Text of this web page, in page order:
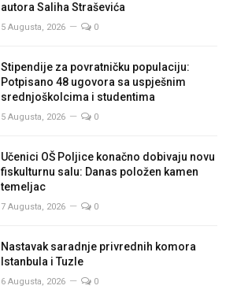
autora Saliha Straševića
5 Augusta, 2026 0
Stipendije za povratničku populaciju:
Potpisano 48 ugovora sa uspješnim
srednjoškolcima i studentima
5 Augusta, 2026 0
Učenici OŠ Poljice konačno dobivaju novu
fiskulturnu salu: Danas položen kamen
temeljac
7 Augusta, 2026 0
Nastavak saradnje privrednih komora
Istanbula i Tuzle
6 Augusta, 2026 0